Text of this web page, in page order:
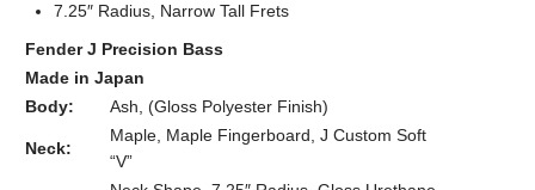
7.25″ Radius, Narrow Tall Frets
Fender J Precision Bass
Made in Japan
Body:
Ash, (Gloss Polyester Finish)
Neck:
Maple, Maple Fingerboard, J Custom Soft
“V”